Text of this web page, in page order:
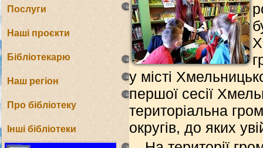
Послуги
Наші проєкти
Бібліотекарю
Наш регіон
Про бібліотеку
Інші бібліотеки
у місті
першої сесії
територіальна
округів, до яких